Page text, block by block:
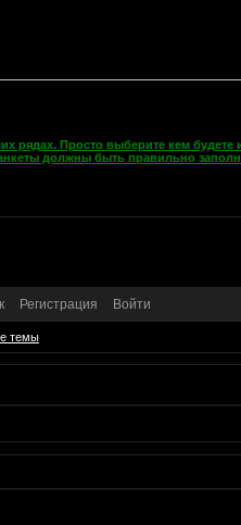
рядах. Просто выберите кем будете
должны быть правильно
Регистрация Войти
темы